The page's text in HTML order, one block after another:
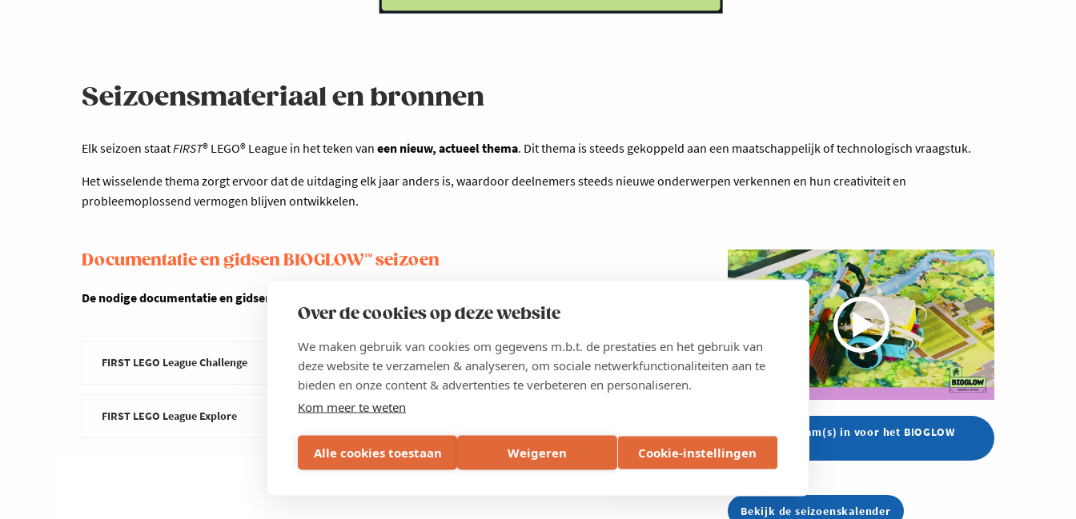
Over de cookies op deze website
We maken gebruik van cookies om gegevens m.b.t. de prestaties en het gebruik van
deze website te verzamelen & analyseren, om sociale netwerkfunctionaliteiten aan te
bieden en onze content & advertenties te verbeteren en personaliseren.
Kom meer te weten
Alle cookies toestaan Weigeren Cookie-instellingen
Seizoensmateriaal en bronnen
Elk seizoen staatFIRST® LEGO® League in het teken van een nieuw, actueel thema. Dit thema is steeds gekoppeld aan een maatschappelijk of technologisch vraagstuk.
Het wisselende thema zorgt ervoor dat de uitdaging elk jaar anders is, waardoor deelnemers steeds nieuwe onderwerpen verkennen en hun creativiteit en
probleemoplossend vermogen blijven ontwikkelen.
Documentatie en gidsen BIOGLOW™ seizoen
De nodige documentatie en gidsen van het 2026-2027 seizoen komen online vanaf september.
FIRST LEGO League Challenge
FIRST LEGO League Explore
Schrijf je team(s) in voor het BIOGLOW
Bekijk de seizoenskalender